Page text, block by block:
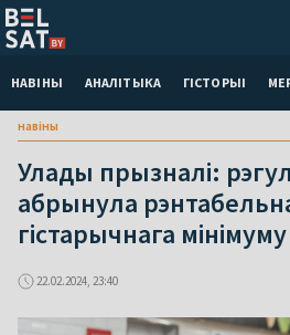
НАВІНЫ АНАЛІТЫКА ГІСТОРЫІ
навіны
Улады прызналі:
абрынула
гістарычнага мінімуму
22.02.2024, 23:40